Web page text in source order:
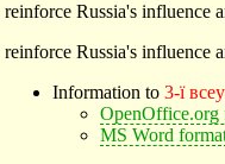
reinforce Russia's influence
reinforce Russia's influence
Information to 3-ї
OpenOffice.org
MS Word